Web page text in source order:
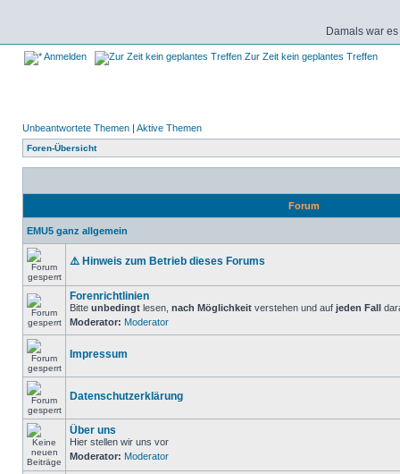
Damals war
Anmelden Zur Zeit kein geplantes Treffen
Unbeantwortete Themen | Aktive Themen
Foren-Übersicht
Forum
EMU5 ganz allgemein
⚠️ Hinweis zum Betrieb dieses Forums
Forenrichtlinien
Bitte unbedingt lesen, nach Möglichkeit verstehen und auf jeden Fall
Moderator: Moderator
Impressum
Datenschutzerklärung
Über uns
Hier stellen wir uns vor
Moderator: Moderator